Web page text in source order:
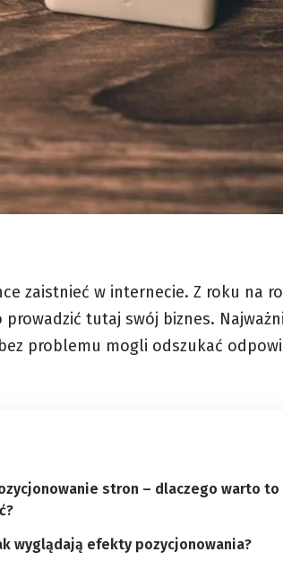
zaistnieć w internecie. Z roku na
tutaj swój biznes.
problemu mogli odszukać
stron – dlaczego warto to
wyglądają efekty pozycjonowania?